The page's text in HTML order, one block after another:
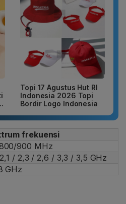
Topi 17 Agustus Hut RI
Indonesia 2026 Topi
Bordir Logo Indonesia
frekuensi
900 MHz
/ 2,3 / 2,6 / 3,3 / 3,5 GHz
GHz